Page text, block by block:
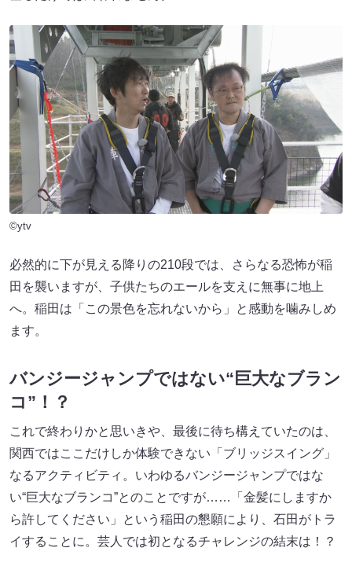
©ytv
必然的に下が見える降りの210段では、さらなる恐怖が稲
田を襲いますが、子供たちのエールを支えに無事に地上
へ。稲田は「この景色を忘れないから」と感動を噛みしめ
ます。
バンジージャンプではない“巨大なブラン
コ”！？
これで終わりかと思いきや、最後に待ち構えていたのは、
関西ではここだけしか体験できない「ブリッジスイング」
なるアクティビティ。いわゆるバンジージャンプではな
い“巨大なブランコ”とのことですが……「金髪にしますか
ら許してください」という稲田の懇願により、石田がトラ
イすることに。芸人では初となるチャレンジの結末は！？